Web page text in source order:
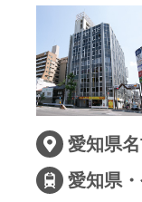
愛知県
愛知県